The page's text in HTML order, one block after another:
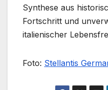
Synthese aus
Fortschritt und
italienischer
Foto: Stellantis